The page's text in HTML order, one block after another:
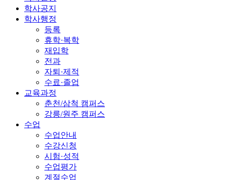
학사공지
학사행정
등록
휴학·복학
재입학
전과
자퇴·제적
수료·졸업
교육과정
춘천/삼척 캠퍼스
강릉/원주 캠퍼스
수업
수업안내
수강신청
시험·성적
수업평가
계절수업